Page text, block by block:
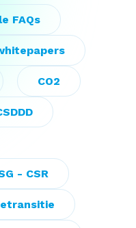
FAQs
CO2
- CSR